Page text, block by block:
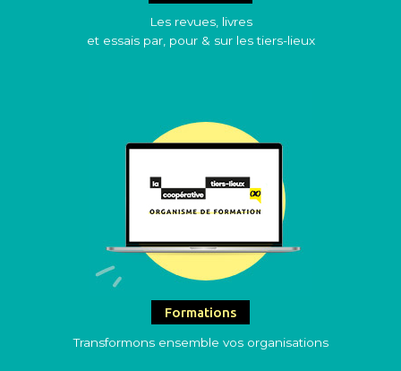
Les revues, livres
et essais par, pour & sur les tiers-lieux
Formations
Transformons ensemble vos organisations